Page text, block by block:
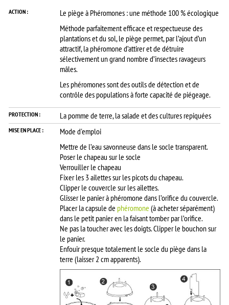
ACTION :
Le piège à Phéromones : une méthode 100 % écologique
Méthode parfaitement efficace et respectueuse des
plantations et du sol, le piège permet, par l’ajout d’un
attractif, la phéromone d’attirer et de détruire
sélectivement un grand nombre d’insectes ravageurs
mâles.
Les phéromones sont des outils de détection et de
contrôle des populations à forte capacité de piégeage.
PROTECTION : La pomme de terre, la salade et des cultures repiquées
MISE EN PLACE :
Mode d'emploi
Mettre de l’eau savonneuse dans le socle transparent.
Poser le chapeau sur le socle
Verrouiller le chapeau
Fixer les 3 ailettes sur les picots du chapeau.
Clipper le couvercle sur les ailettes.
Glisser le panier à phéromone dans l’orifice du couvercle.
Placer la capsule de phéromone (à acheter séparément)
dans le petit panier en la faisant tomber par l’orifice.
Ne pas la toucher avec les doigts. Clipper le bouchon sur
le panier.
Enfouir presque totalement le socle du piège dans la
terre (laisser 2 cm apparents).